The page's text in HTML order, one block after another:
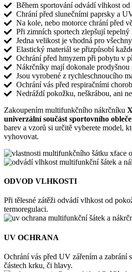
Během sportování odvádí vlhkost
Chrání před slunečními paprsky a
Na kole, nebo motorce chrání před
Při zimních sportech zlepšují
Jedna velikost je vhodná pro
Elastický materiál se přizpůsobí
Ochrání před hmyzem při pobytu v
Nákrčníky mají dokonale prodyšnou
Jsou vyrobené z rychleschnoucího
Ochrání vás před respiračními
Nedráždí pokožku, neškrábou, ani
Zakoupením multifunkčního nákrčníku
univerzální součást sportovního
barev a vzorů si určitě vyberete model,
vyhovovat.
ODVOD VLHKOSTI
Při tělesné zátěži odvádí vlhkost od
termoregulaci.
UV OCHRANA
Ochrání vás před UV zářením a zabrání
částech krku, či hlavy.